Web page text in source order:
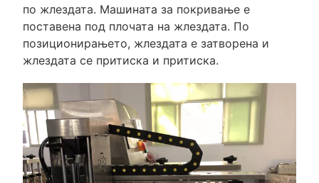
по жлездата. Машината за покривање е
поставена под плочата на жлездата. По
позиционирањето, жлездата е затворена и
жлездата се притиска и притиска.